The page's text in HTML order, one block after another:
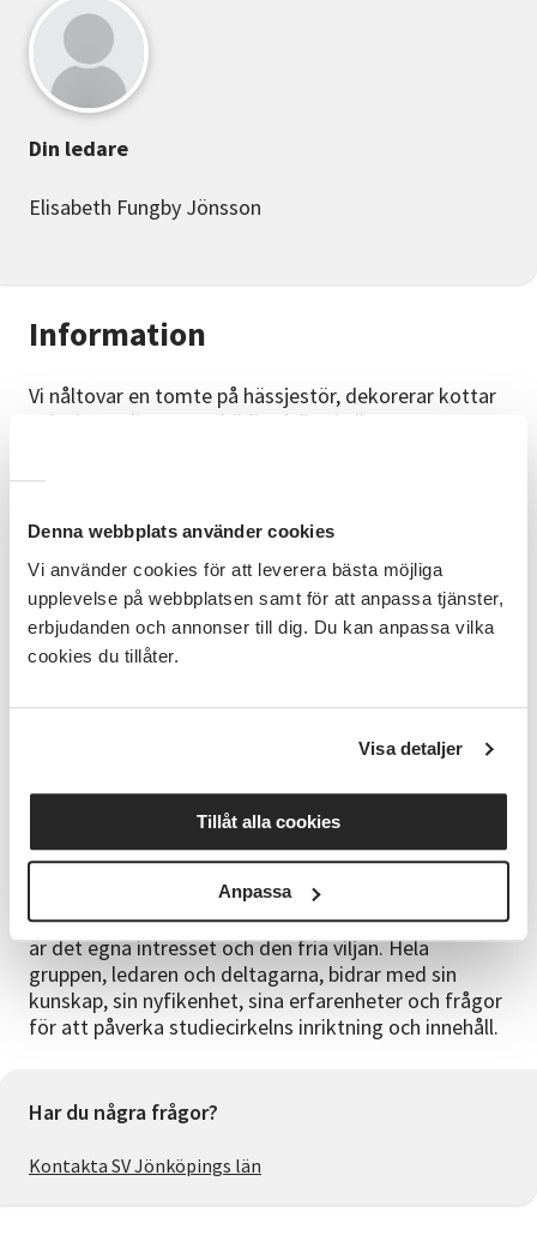
Denna webbplats använder cookies
Vi använder cookies för att leverera bästa möjliga
upplevelse på webbplatsen samt för att anpassa tjänster,
erbjudanden och annonser till dig. Du kan anpassa vilka
cookies du tillåter.
Visa detaljer
Tillåt alla cookies
Anpassa
Information
Vi nåltovar en tomte på hässjestör, dekorerar kottar
och skapar lite annat härligt juligt i ull.
Bra att veta
Ledare
Elisabeth driver Högagärde Fårgård tillsammans
med sin man Patrik.
Angående kursens innehåll kontakta kursledare
Elisabeth, 073-367 60 25, övriga frågor Mia Undfors,
mia.undfors@sv.se
SV:s kurser och verksamhet utgår ifrån studiecirkelns
pedagogik. I studiecirkeln förenas lärande och
personlig utveckling, samtidigt som vi ger plats för
grundläggande demokratiska värderingar. Grunden
är det egna intresset och den fria viljan. Hela
gruppen, ledaren och deltagarna, bidrar med sin
kunskap, sin nyfikenhet, sina erfarenheter och frågor
för att påverka studiecirkelns inriktning och innehåll.
Din ledare
Elisabeth Fungby Jönsson
Har du några frågor?
Kontakta SV Jönköpings län